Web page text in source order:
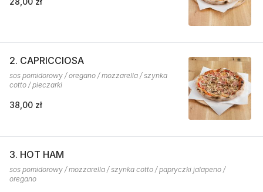
2. CAPRICCIOSA
sos pomidorowy / oregano / mozzarella / szynka
cotto / pieczarki
38,00 zł
3. HOT HAM
sos pomidorowy / mozzarella / szynka cotto / papryczki jalapeno /
oregano